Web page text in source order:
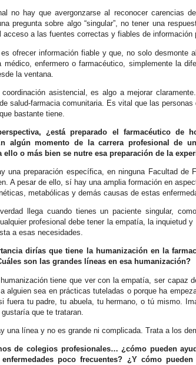
no hay que avergonzarse al reconocer carencias
pregunta sobre algo “singular”, no tener una
acceso a las fuentes correctas y fiables de información
ofrecer información fiable y que, no solo desmonte
médico, enfermero o farmacéutico, simplemente la
la ventana.
asistencial, es algo a mejorar
salud-farmacia comunitaria. Es vital que las
bastante tiene.
¿está preparado el farmacéutico de
algún momento de la carrera profesional de
ello o más bien se nutre esa preparación de la
una preparación específica, en ninguna Facultad
A pesar de ello, sí hay una amplia formación en
metabólicas y demás causas de estas
llega cuando tienes un paciente singular,
profesional debe tener la empatía, la inquietud
a esas necesidades.
dirías que tiene la humanización en la
son las grandes líneas en esa humanización?
tiene que ver con la empatía, ser capaz
alguien sea en prácticas tuteladas o porque ha
fuera tu padre, tu abuela, tu hermano, o tú mismo.
que te trataran.
una línea y no es grande ni complicada. Trata a los
de colegios profesionales… ¿cómo pueden
poco frecuentes? ¿Y cómo